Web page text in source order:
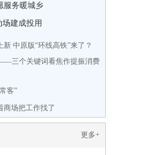
服务暖城乡
建成投用
中原版“环线高铁”来了？
三个关键词看焦作提振消费
客”
商场把工作找了
更多+